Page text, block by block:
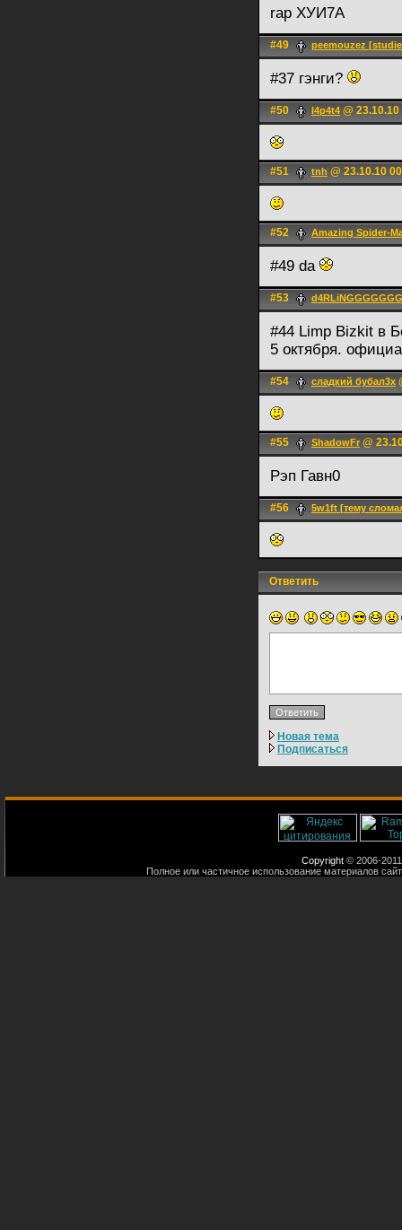
rap ХУИ7А
#49 peemouzez
#37 гэнги?
#50 l4p4t4 @
#51 tnh @ 23.10.10
#52 Amazing Spider-
#49 da
#53 d4RLiNGGGGGGG
#44 Limp Bizkit в
5 октября.
#54 сладкий бубал3х
#55 ShadоwFr @
Рэп Гавн0
#56 5w1ft [тему
Ответить
Новая тема
Подписаться
Copyright © 2006-
Полное или частичное использование материалов